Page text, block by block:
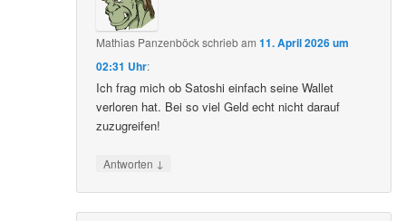
Mathias Panzenböckschriebam11. April 2026 um
02:31 Uhr:
Ich frag mich ob Satoshi einfach seine Wallet
verloren hat. Bei so viel Geld echt nicht darauf
zuzugreifen!
Antworten ↓